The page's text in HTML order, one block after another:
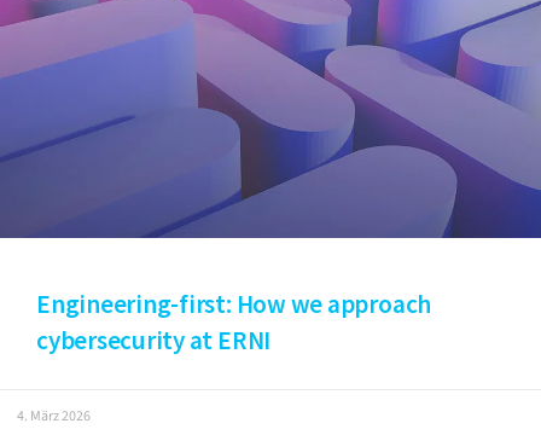
Engineering-first: How we approach
cybersecurity at ERNI
4. März 2026